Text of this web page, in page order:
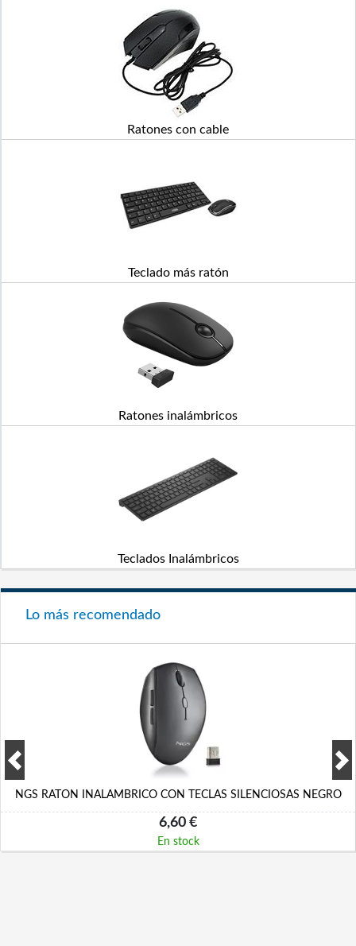
Ratones con cable
Teclado más ratón
Ratones inalámbricos
Teclados Inalámbricos
Lo más recomendado
NGS RATON INALAMBRICO CON TECLAS SILENCIOSAS NEGRO
6,60 €
En stock